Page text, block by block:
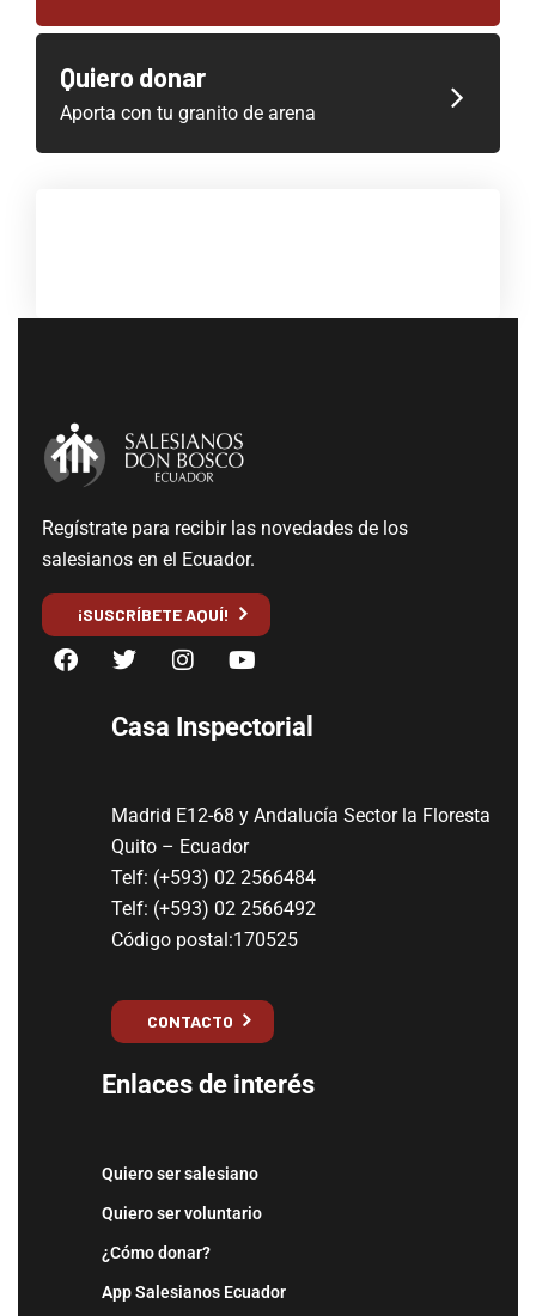
Quiero donar
Aporta con tu granito de arena
Regístrate para recibir las novedades de los
salesianos en el Ecuador.
¡SUSCRÍBETE AQUÍ!
Casa Inspectorial
Madrid E12-68 y Andalucía Sector la Floresta
Quito – Ecuador
Telf: (+593) 02 2566484
Telf: (+593) 02 2566492
Código postal:170525
CONTACTO
Enlaces de interés
Quiero ser salesiano
Quiero ser voluntario
¿Cómo donar?
App Salesianos Ecuador